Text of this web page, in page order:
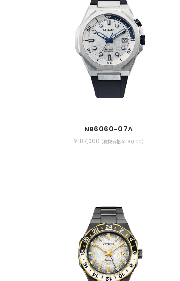
NB6060-07A
￥187,000 (税抜価格 ￥170,000)